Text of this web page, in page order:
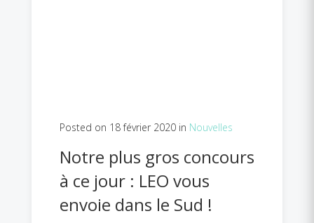
Posted on 18 février 2020 in Nouvelles
Notre plus gros concours
à ce jour : LEO vous
envoie dans le Sud !